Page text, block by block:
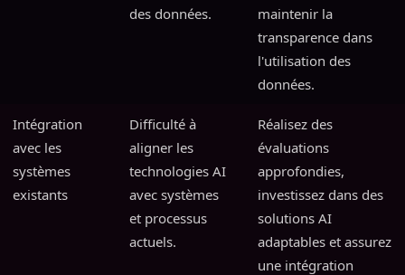
des données.
maintenir la
transparence dans
l'utilisation des
données.
Intégration
avec les
systèmes
existants
Difficulté à
aligner les
technologies AI
avec systèmes
et processus
actuels.
Réalisez des
évaluations
approfondies,
investissez dans des
solutions AI
adaptables et assurez
une intégration